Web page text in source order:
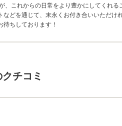
、これからの日常をより豊かにしてくれ
などを通じて、末永くお付き合いいただ
待ちしております！
チコミ